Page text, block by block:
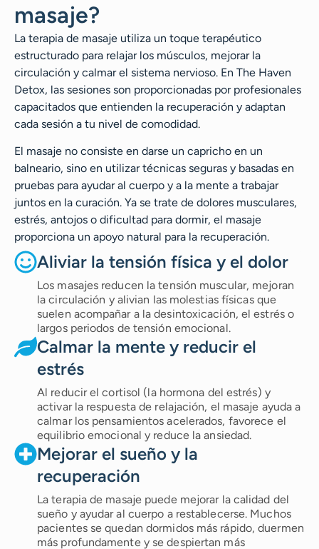
masaje?
La terapia de masaje utiliza un toque terapéutico
estructurado para relajar los músculos, mejorar la
circulación y calmar el sistema nervioso. En The Haven
Detox, las sesiones son proporcionadas por profesionales
capacitados que entienden la recuperación y adaptan
cada sesión a tu nivel de comodidad.
El masaje no consiste en darse un capricho en un
balneario, sino en utilizar técnicas seguras y basadas en
pruebas para ayudar al cuerpo y a la mente a trabajar
juntos en la curación. Ya se trate de dolores musculares,
estrés, antojos o dificultad para dormir, el masaje
proporciona un apoyo natural para la recuperación.
Aliviar la tensión física y el dolor
Los masajes reducen la tensión muscular, mejoran
la circulación y alivian las molestias físicas que
suelen acompañar a la desintoxicación, el estrés o
largos periodos de tensión emocional.
Calmar la mente y reducir el
estrés
Al reducir el cortisol (la hormona del estrés) y
activar la respuesta de relajación, el masaje ayuda a
calmar los pensamientos acelerados, favorece el
equilibrio emocional y reduce la ansiedad.
Mejorar el sueño y la
recuperación
La terapia de masaje puede mejorar la calidad del
sueño y ayudar al cuerpo a restablecerse. Muchos
pacientes se quedan dormidos más rápido, duermen
más profundamente y se despiertan más